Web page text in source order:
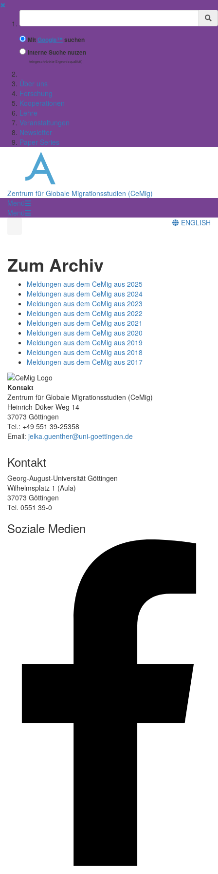
✖
Suchbegriff
MitGoogle™ suchen
Interne Suche nutzen
(eingeschränkte Ergebnisqualität)
Über uns
Forschung
Kooperationen
Lehre
Veranstaltungen
Newsletter
Paper Series
Zentrum für Globale Migrationsstudien (CeMig)
Menü
Menü
ENGLISH
Zum Archiv
Meldungen aus dem CeMig aus 2025
Meldungen aus dem CeMig aus 2024
Meldungen aus dem CeMig aus 2023
Meldungen aus dem CeMig aus 2022
Meldungen aus dem CeMig aus 2021
Meldungen aus dem CeMig aus 2020
Meldungen aus dem CeMig aus 2019
Meldungen aus dem CeMig aus 2018
Meldungen aus dem CeMig aus 2017
Kontakt
Zentrum für Globale Migrationsstudien (CeMig)
Heinrich-Düker-Weg 14
37073 Göttingen
Tel.: +49 551 39-25358
Email: jelka.guenther@uni-goettingen.de
Kontakt
Georg-August-Universität Göttingen
Wilhelmsplatz 1 (Aula)
37073 Göttingen
Tel. 0551 39-0
Soziale Medien